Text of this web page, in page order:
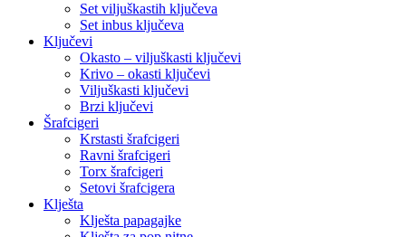
Set viljuškastih ključeva
Set inbus ključeva
Ključevi
Okasto – viljuškasti ključevi
Krivo – okasti ključevi
Viljuškasti ključevi
Brzi ključevi
Šrafcigeri
Krstasti šrafcigeri
Ravni šrafcigeri
Torx šrafcigeri
Setovi šrafcigera
Klješta
Klješta papagajke